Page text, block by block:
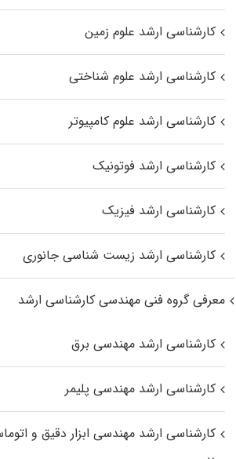
کارشناسی ارشد علوم زمین
کارشناسی ارشد علوم شناختی
کارشناسی ارشد علوم کامپیوتر
کارشناسی ارشد فوتونیک
کارشناسی ارشد فیزیک
کارشناسی ارشد زیست‌ شناسی جانوری
معرفی گروه فنی مهندسی کارشناسی ارشد
کارشناسی ارشد مهندسی برق
کارشناسی ارشد مهندسی پلیمر
کارشناسی ارشد مهندسی ابزار دقیق و